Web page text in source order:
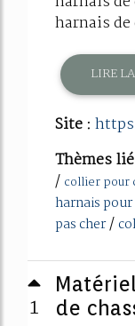
harnais de
LIRE
Site :
Thèmes
/ collier pour
harnais
pas cher/
1
de